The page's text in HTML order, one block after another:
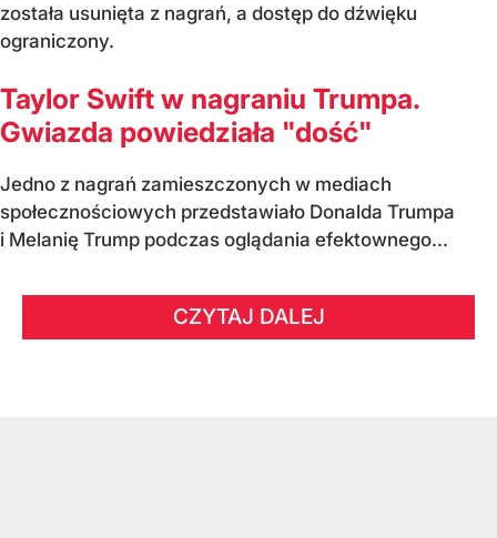
została usunięta z nagrań, a dostęp do dźwięku
ograniczony.
Taylor Swift w nagraniu Trumpa.
Gwiazda powiedziała "dość"
Jedno z nagrań zamieszczonych w mediach
społecznościowych przedstawiało Donalda Trumpa
i Melanię Trump podczas oglądania efektownego...
CZYTAJ DALEJ